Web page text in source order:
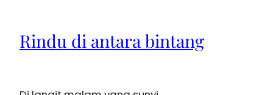
Rindu di antara bintang